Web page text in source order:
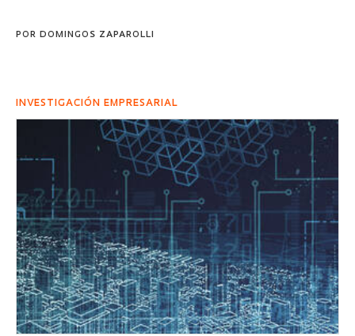
POR DOMINGOS ZAPAROLLI
INVESTIGACIÓN EMPRESARIAL